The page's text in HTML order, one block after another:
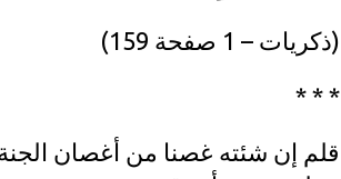
(ذكريات – 1 صفحة 159)
* * *
قلم إن شئته غصنا من أغصان